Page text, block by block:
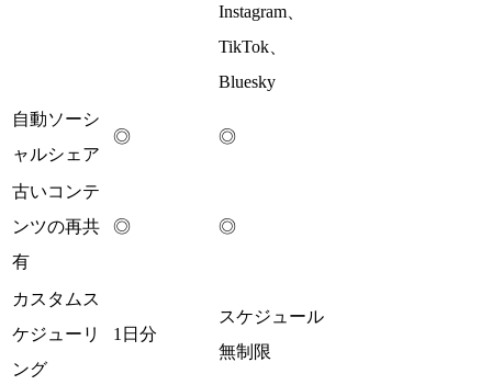
Instagram、
TikTok、
Bluesky
自動ソーシ
ャルシェア
◎ ◎
古いコンテ
ンツの再共
有
◎ ◎
カスタムス
ケジューリ
ング
1日分
スケジュール
無制限